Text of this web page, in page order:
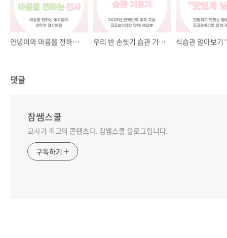
안녕이와 마음을 전하는 인사 우리 반 손씻기 습관 기르기
댓글
참쌤스쿨
교사가 최고의 콘텐츠다. 참쌤스쿨 블로그입니다.
구독하기